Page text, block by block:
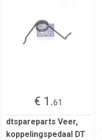
€ 1.61
dtspareparts Veer,
koppelingspedaal DT